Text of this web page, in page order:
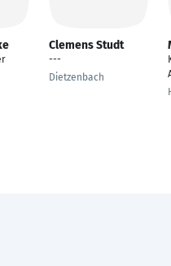
Clemens Studt
---
Dietzenbach